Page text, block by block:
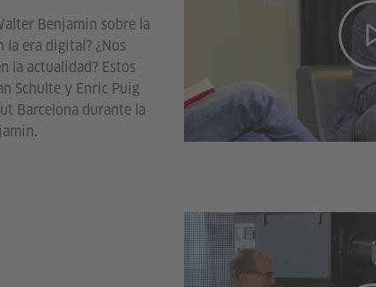
Benjamin sobre la
la era digital? ¿Nos
la actualidad? Estos
Schulte y Enric Puig
Barcelona durante la